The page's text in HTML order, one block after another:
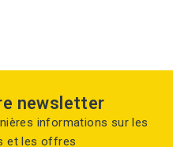
newsletter
informations sur les
et les offres